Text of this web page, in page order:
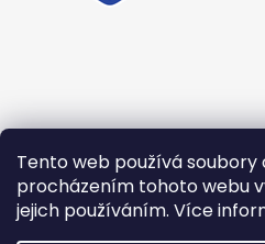
Tento web používá soubory
procházením tohoto webu
jejich používáním. Více
Přijímáme online